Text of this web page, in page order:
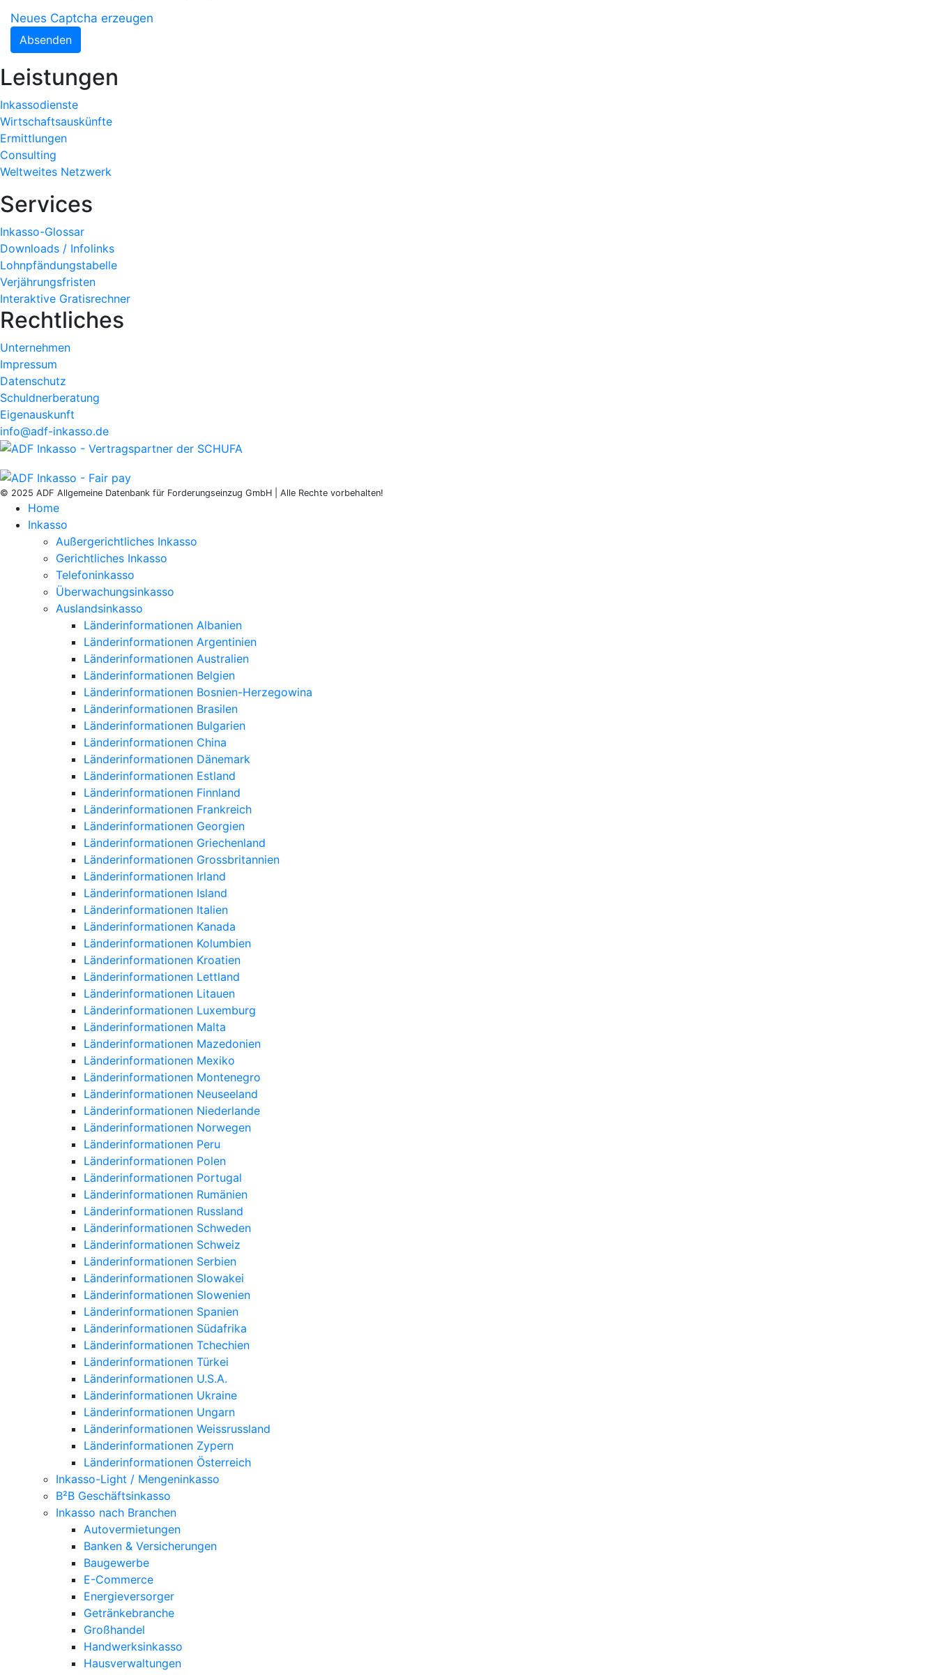
Neues Captcha erzeugen
Absenden
Leistungen
Inkassodienste
Wirtschaftsauskünfte
Ermittlungen
Consulting
Weltweites Netzwerk
Services
Inkasso-Glossar
Downloads / Infolinks
Lohnpfändungstabelle
Verjährungsfristen
Interaktive Gratisrechner
Rechtliches
Unternehmen
Impressum
Datenschutz
Schuldnerberatung
Eigenauskunft
info@adf-inkasso.de
© 2025 ADF Allgemeine Datenbank für Forderungseinzug GmbH | Alle Rechte vorbehalten!
Home
Inkasso
Außergerichtliches Inkasso
Gerichtliches Inkasso
Telefoninkasso
Überwachungsinkasso
Auslandsinkasso
Länderinformationen Albanien
Länderinformationen Argentinien
Länderinformationen Australien
Länderinformationen Belgien
Länderinformationen Bosnien-Herzegowina
Länderinformationen Brasilen
Länderinformationen Bulgarien
Länderinformationen China
Länderinformationen Dänemark
Länderinformationen Estland
Länderinformationen Finnland
Länderinformationen Frankreich
Länderinformationen Georgien
Länderinformationen Griechenland
Länderinformationen Grossbritannien
Länderinformationen Irland
Länderinformationen Island
Länderinformationen Italien
Länderinformationen Kanada
Länderinformationen Kolumbien
Länderinformationen Kroatien
Länderinformationen Lettland
Länderinformationen Litauen
Länderinformationen Luxemburg
Länderinformationen Malta
Länderinformationen Mazedonien
Länderinformationen Mexiko
Länderinformationen Montenegro
Länderinformationen Neuseeland
Länderinformationen Niederlande
Länderinformationen Norwegen
Länderinformationen Peru
Länderinformationen Polen
Länderinformationen Portugal
Länderinformationen Rumänien
Länderinformationen Russland
Länderinformationen Schweden
Länderinformationen Schweiz
Länderinformationen Serbien
Länderinformationen Slowakei
Länderinformationen Slowenien
Länderinformationen Spanien
Länderinformationen Südafrika
Länderinformationen Tchechien
Länderinformationen Türkei
Länderinformationen U.S.A.
Länderinformationen Ukraine
Länderinformationen Ungarn
Länderinformationen Weissrussland
Länderinformationen Zypern
Länderinformationen Österreich
Inkasso-Light / Mengeninkasso
B²B Geschäftsinkasso
Inkasso nach Branchen
Autovermietungen
Banken & Versicherungen
Baugewerbe
E-Commerce
Energieversorger
Getränkebranche
Großhandel
Handwerksinkasso
Hausverwaltungen